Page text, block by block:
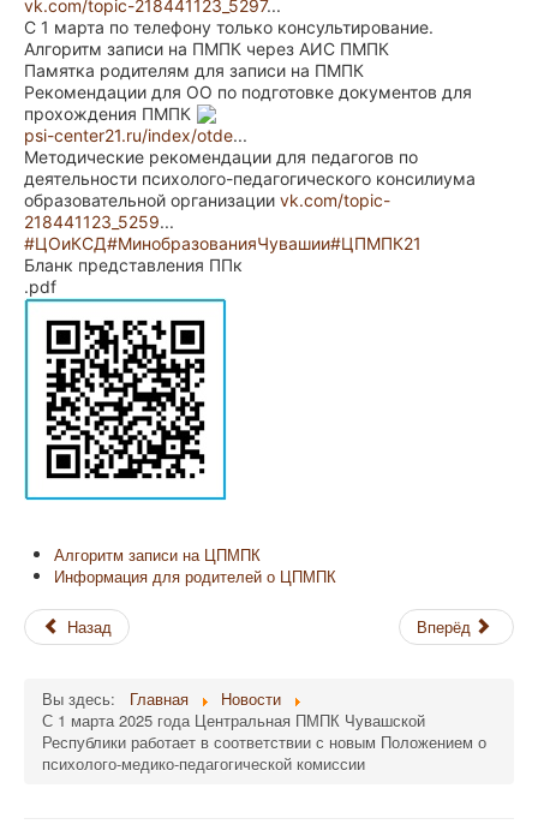
vk.com/topic-218441123_5297...
С 1 марта по телефону только консультирование.
Алгоритм записи на ПМПК через АИС ПМПК
Памятка родителям для записи на ПМПК
Рекомендации для ОО по подготовке документов для
прохождения ПМПК
psi-center21.ru/index/otde...
Методические рекомендации для педагогов по
деятельности психолого-педагогического консилиума
образовательной организации vk.com/topic-
218441123_5259...
#ЦОиКСД#МинобразованияЧувашии#ЦПМПК21
Бланк представления ППк
.pdf
Алгоритм записи на ЦПМПК
Информация для родителей о ЦПМПК
Назад Вперёд
Вы здесь: Главная
Новости
С 1 марта 2025 года Центральная ПМПК Чувашской
Республики работает в соответствии с новым Положением о
психолого-медико-педагогической комиссии